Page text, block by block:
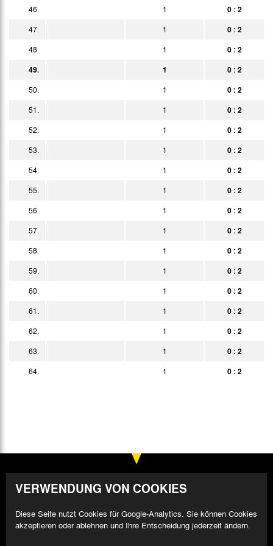
46.
1
0 : 2
47.
1
0 : 2
48.
1
0 : 2
49.
1
0 : 2
50.
1
0 : 2
51.
1
0 : 2
52.
1
0 : 2
53.
1
0 : 2
54.
1
0 : 2
55.
1
0 : 2
56.
1
0 : 2
57.
1
0 : 2
58.
1
0 : 2
59.
1
0 : 2
60.
1
0 : 2
61.
1
0 : 2
62.
1
0 : 2
63.
1
0 : 2
64.
1 0 : 2
VERWENDUNG VON COOKIES
Diese Seite nutzt Cookies für Google-Analytics. Sie können Cookies
akzeptieren oder ablehnen und Ihre Entscheidung jederzeit ändern.